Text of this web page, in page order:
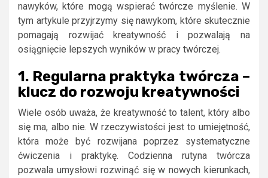
nawyków, które mogą wspierać twórcze myślenie. W
tym artykule przyjrzymy się nawykom, które skutecznie
pomagają rozwijać kreatywność i pozwalają na
osiągnięcie lepszych wyników w pracy twórczej.
1. Regularna praktyka twórcza –
klucz do rozwoju kreatywności
Wiele osób uważa, że kreatywność to talent, który albo
się ma, albo nie. W rzeczywistości jest to umiejętność,
która może być rozwijana poprzez systematyczne
ćwiczenia i praktykę. Codzienna rutyna twórcza
pozwala umysłowi rozwinąć się w nowych kierunkach,